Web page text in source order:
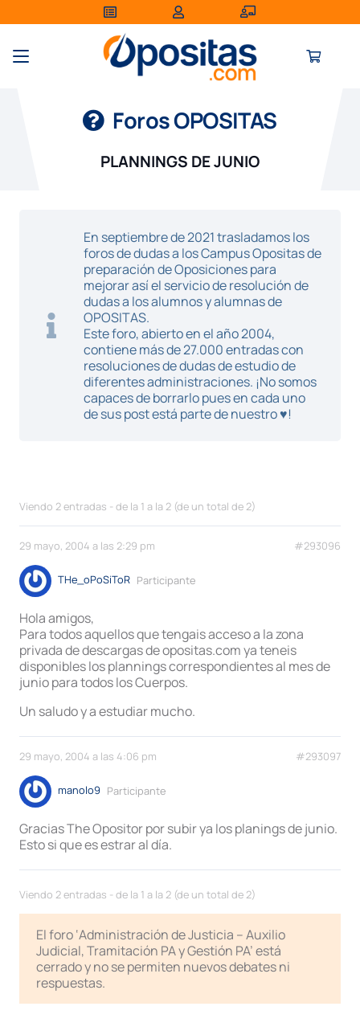
Foros OPOSITAS
PLANNINGS DE JUNIO
En septiembre de 2021 trasladamos los
foros de dudas a los Campus Opositas de
preparación de Oposiciones para
mejorar así el servicio de resolución de
dudas a los alumnos y alumnas de
OPOSITAS.
Este foro, abierto en el año 2004,
contiene más de 27.000 entradas con
resoluciones de dudas de estudio de
diferentes administraciones. ¡No somos
capaces de borrarlo pues en cada uno
de sus post está parte de nuestro ♥!
Viendo 2 entradas - de la 1 a la 2 (de un total de 2)
29 mayo, 2004 a las 2:29 pm #293096
THe_oPoSiToR Participante
Hola amigos,
Para todos aquellos que tengais acceso a la zona
privada de descargas de opositas.com ya teneis
disponibles los plannings correspondientes al mes de
junio para todos los Cuerpos.
Un saludo y a estudiar mucho.
29 mayo, 2004 a las 4:06 pm #293097
manolo9 Participante
Gracias The Opositor por subir ya los planings de junio.
Esto si que es estrar al día.
Viendo 2 entradas - de la 1 a la 2 (de un total de 2)
El foro ‘Administración de Justicia – Auxilio
Judicial, Tramitación PA y Gestión PA’ está
cerrado y no se permiten nuevos debates ni
respuestas.